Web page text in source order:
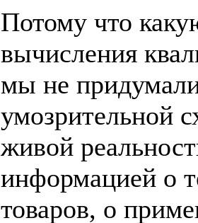
Потому что
вычисления
мы не
умозрительной
живой
информацией о
товаров, о